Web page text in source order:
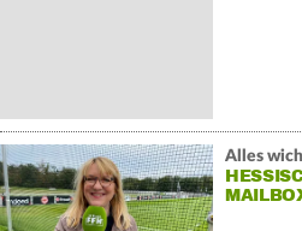
Alles